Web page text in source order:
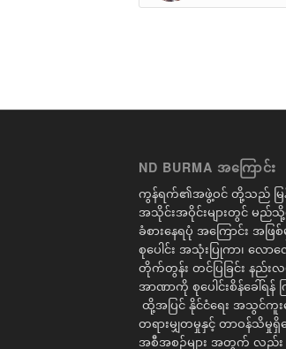
ND BURMA အကြောင်း
ကွန်ရက်၏အဖွဲ့ဝင် တို့သည် မြန်
အသိုင်းအဝိုင်းများတွင် မည်သို့သ
ခံစားနေရပုံ အကြောင်း အဖ
စုပေါင်း အသုံးပြုကာ၊ လေ
တိုက်တွန်း တင်ပြခြင်း နည်းလ
အာဏာကို စုပေါင်းစိန်ခေါ်ရန်
ထို့အပြင် နိုင်ငံရေး အသွင်ကူး
တရားမျှတမှုနှင့် တာဝန်သိမှု
အစီအစဉ်များ အတွက် လည်း